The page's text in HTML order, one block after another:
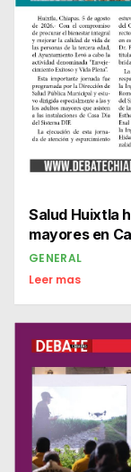
Salud Huixtla
mayores en
GENERAL
Leer mas